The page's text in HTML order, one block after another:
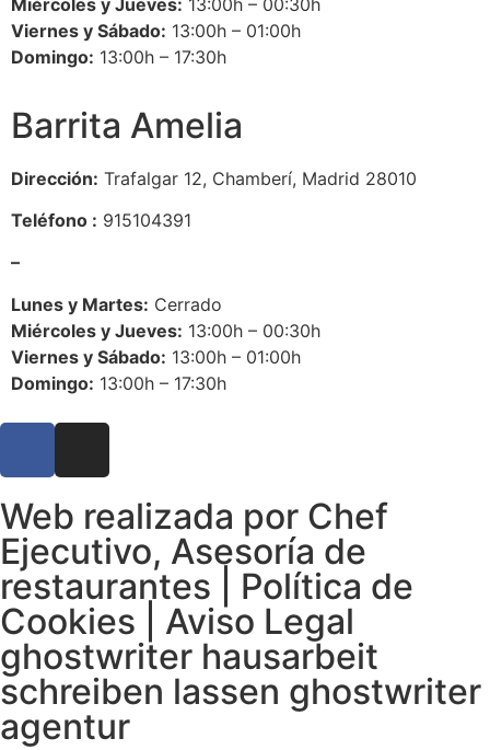
Miércoles y Jueves: 13:00h – 00:30h
Viernes y Sábado: 13:00h – 01:00h
Domingo: 13:00h – 17:30h
Barrita Amelia
Dirección: Trafalgar 12, Chamberí, Madrid 28010
Teléfono : 915104391
–
Lunes y Martes: Cerrado
Miércoles y Jueves: 13:00h – 00:30h
Viernes y Sábado: 13:00h – 01:00h
Domingo: 13:00h – 17:30h
Web realizada por Chef
Ejecutivo, Asesoría de
restaurantes
Política de
Cookies
Aviso Legal
ghostwriter hausarbeit
schreiben lassen ghostwriter
agentur